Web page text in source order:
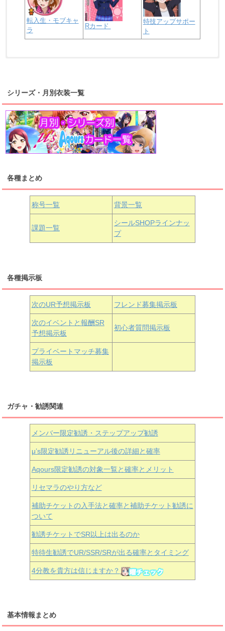
転入生・モブキャ
ラ
Rカード
特技アップサポー
ト
桜内梨子 高海千歌 渡辺曜
浦の星女学院1年生
津島善子 黒澤ルビィ
浦の星女学院3年生
黒澤ダイヤ
上原歩夢 宮下愛 優木せつ菜
虹ヶ咲学園1年生
中須かすみ 天王寺璃奈
朝香果林 近江彼方 エマ・ヴェルデ
シリーズ・月別衣装一覧
各種まとめ
称号一覧 背景一覧
課題一覧
シールSHOPラインナッ
プ
各種掲示板
次のUR予想掲示板 フレンド募集掲示板
次のイベントと報酬SR
予想掲示板
初心者質問掲示板
プライベートマッチ募集
掲示板
ガチャ・勧誘関連
メンバー限定勧誘・ステップアップ勧誘
μ’s限定勧誘リニューアル後の詳細と確率
Aqours限定勧誘の対象一覧と確率とメリット
リセマラのやり方など
補助チケットの入手法と確率と補助チケット勧誘に
ついて
勧誘チケットでSR以上は出るのか
特待生勧誘でUR/SSR/SRが出る確率とタイミング
4分教を貴方は信じますか？
基本情報まとめ